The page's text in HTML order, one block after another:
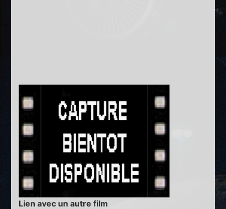
Lien avec un autre film